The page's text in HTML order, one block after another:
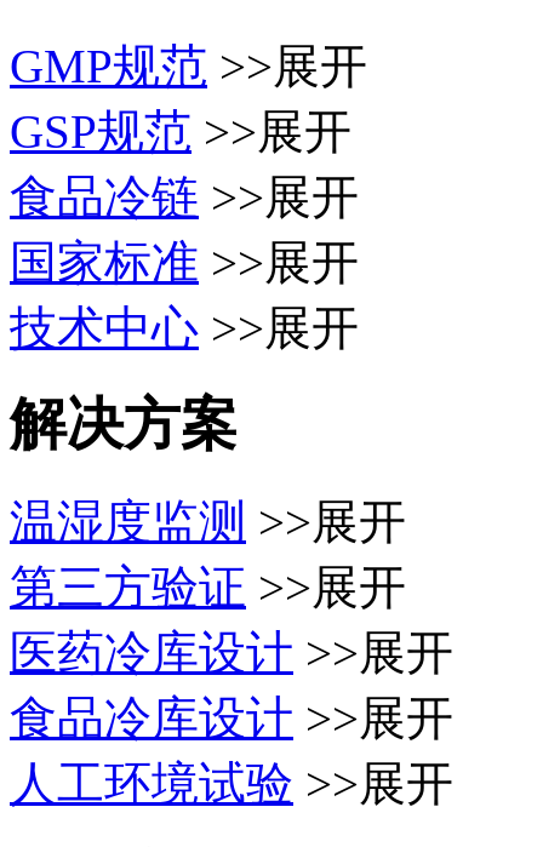
GMP规范 >>展开
GSP规范 >>展开
食品冷链 >>展开
国家标准 >>展开
技术中心 >>展开
解决方案
温湿度监测 >>展开
第三方验证 >>展开
医药冷库设计 >>展开
食品冷库设计 >>展开
人工环境试验 >>展开